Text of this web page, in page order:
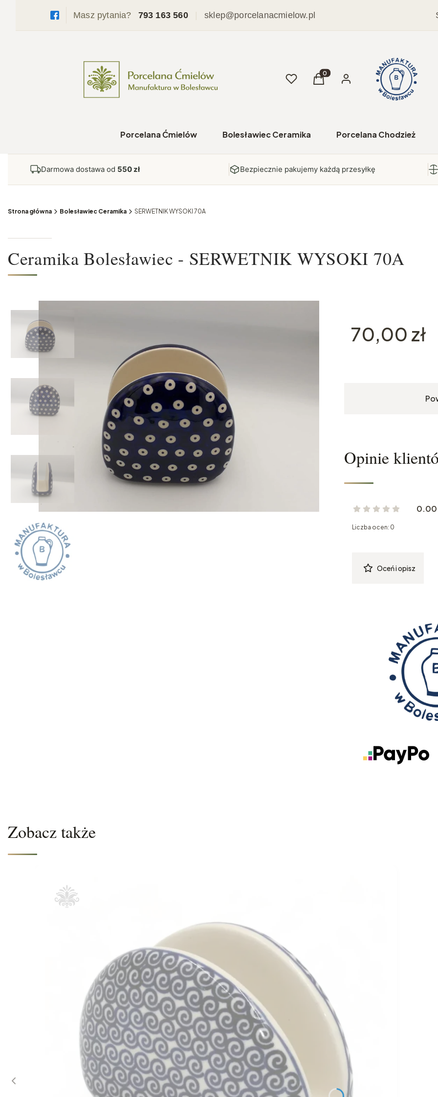
Masz pytania? 793 163 560 sklep@porcelanacmielow.pl
UlubioneProdukty w koszyku: 0. Zobacz
Koszyk Zaloguj się
Porcelana Ćmielów Bolesławiec Ceramika Porcelana Chodzież
Darmowa dostawa od 550 zł Bezpiecznie pakujemy każdą przesyłkę
Strona główna Bolesławiec Ceramika SERWETNIK WYSOKI 70A
Ceramika Bolesławiec - SERWETNIK WYSOKI 70A
Cena
70,00 zł
Opinie
0.00
Liczba ocen: 0
Oceń i opisz
Zobacz także